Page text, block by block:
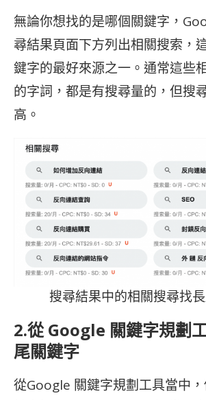
無論你想找的是哪個關鍵字，
尋結果頁面下方列出相關搜索，
鍵字的最好來源之一。通常這些
的字詞，都是有搜尋量的，但搜
高。
搜尋結果中的相關搜尋找
2.從 Google 關鍵字規劃
尾關鍵字
從Google 關鍵字規劃工具當中